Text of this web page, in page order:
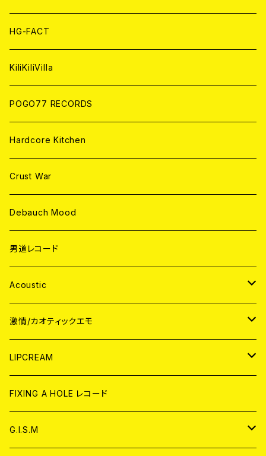
ANALOG
ANALOG
CD
ANALOG
HG-FACT
KiliKiliVilla
POGO77 RECORDS
Hardcore Kitchen
Crust War
Debauch Mood
男道レコード
Acoustic
JAPAN
CD
ANALOG
WORLD
CD
ANALOG
激情/カオティックエモ
JAPAN
CD
ANALOG
WORLD
CD
LIPCREAM
CD
アナログ
FIXING A HOLE レコード
G.I.S.M